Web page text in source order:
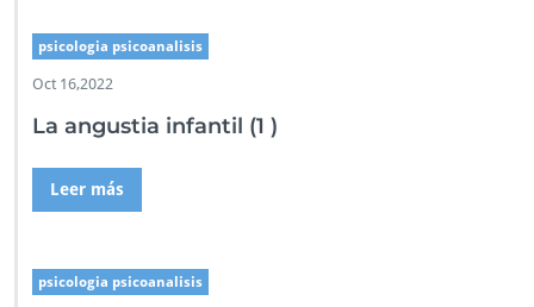
psicologia psicoanalisis
Oct 16,2022
La angustia infantil (1 )
Leer más
psicologia psicoanalisis